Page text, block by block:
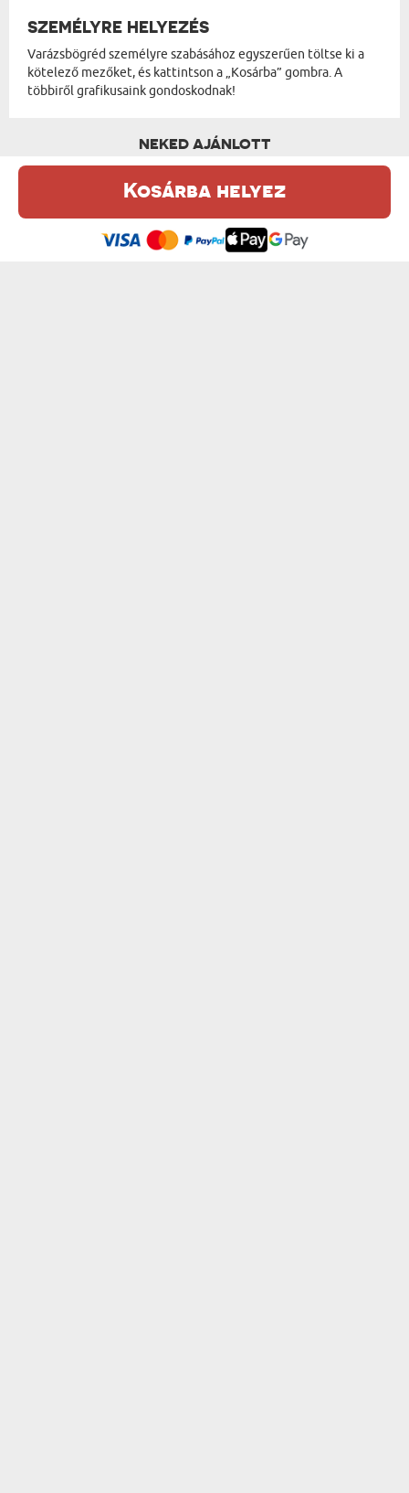
Kosárba helyez
SZEMÉLYRE HELYEZÉS
Varázsbögréd személyre szabásához egyszerűen töltse ki a
kötelező mezőket, és kattintson a „Kosárba” gombra. A
többiről grafikusaink gondoskodnak!
NEKED AJÁNLOTT
Ez a weboldal sütiket (cookie-kat) használ. A sütikről bővebben az
Adatvédelmi Szabályzatban olvashatsz.. Elfogadom